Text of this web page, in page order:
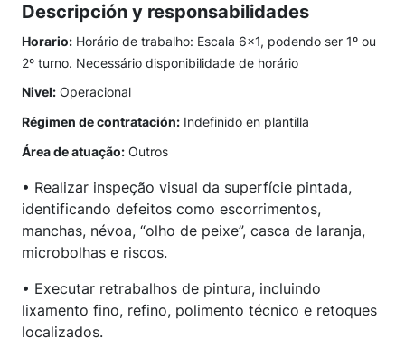
Descripción y responsabilidades
Horario: Horário de trabalho: Escala 6x1, podendo ser 1º ou
2º turno. Necessário disponibilidade de horário
Nivel: Operacional
Régimen de contratación: Indefinido en plantilla
Área de atuação: Outros
• Realizar inspeção visual da superfície pintada,
identificando defeitos como escorrimentos,
manchas, névoa, “olho de peixe”, casca de laranja,
microbolhas e riscos.
• Executar retrabalhos de pintura, incluindo
lixamento fino, refino, polimento técnico e retoques
localizados.